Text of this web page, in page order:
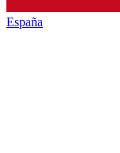
España